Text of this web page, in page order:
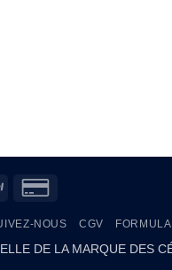
PayPal
2
NOUS CGV
DE LA MARQUE DES